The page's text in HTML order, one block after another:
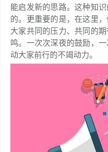
能启发新的思路。这种知
的。更重要的是，在这里
大家共同的压力、共同的
鸣。一次次深夜的鼓励，
动大家前行的不竭动力。